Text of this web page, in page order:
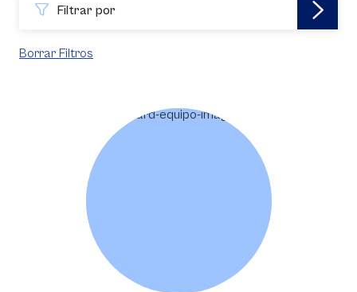
Filtrar por
Borrar Filtros